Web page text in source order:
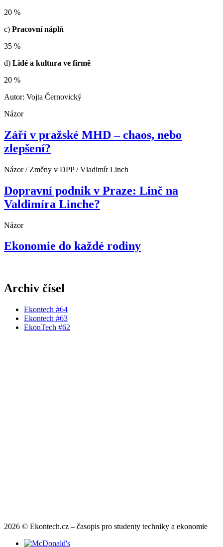
20 %
c) Pracovní náplň
35 %
d) Lidé a kultura ve firmě
20 %
Autor: Vojta Černovický
Názor
Září v pražské MHD – chaos, nebo
zlepšení?
Názor / Změny v DPP / Vladimír Linch
Dopravní podnik v Praze: Linč na
Valdimíra Linche?
Názor
Ekonomie do každé rodiny
Archiv čísel
Ekontech #64
Ekontech #63
EkonTech #62
2026 © Ekontech.cz – časopis pro studenty techniky a ekonomie